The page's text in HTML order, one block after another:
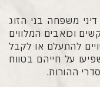
משפחה בני הזוג
וכואבים המלווים
להתעלם או לקבל
על חייהם בטווח
ההורות.